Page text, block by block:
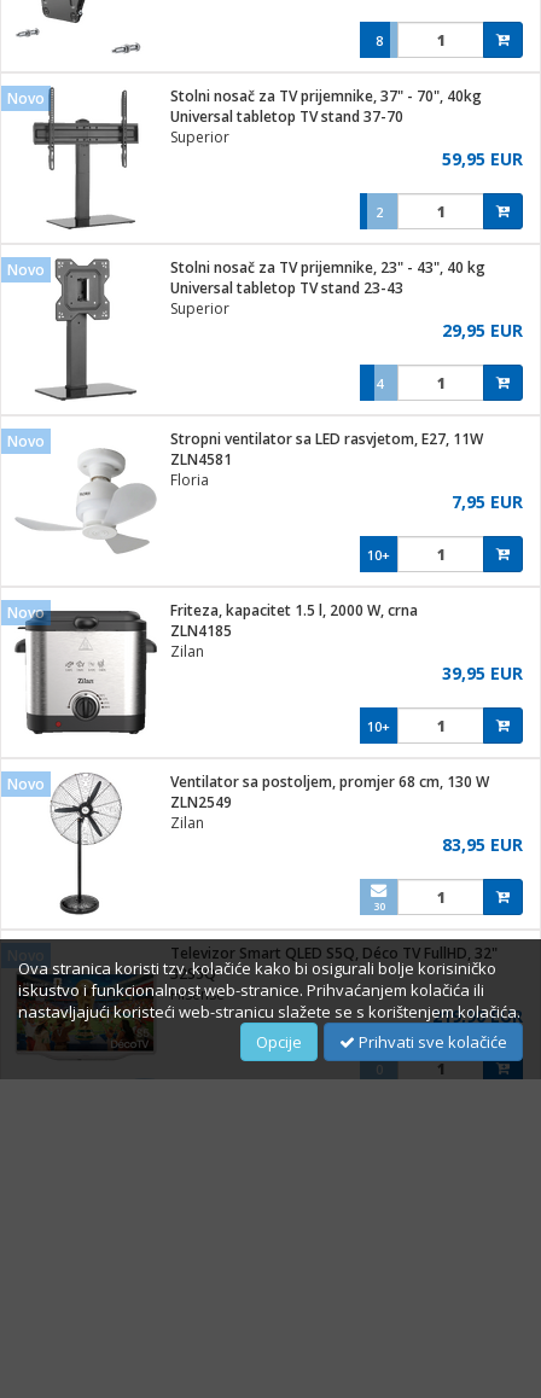
8
Novo
Stolni nosač za TV prijemnike, 37" - 70", 40kg
Universal tabletop TV stand 37-70
Superior
59,95 EUR
2
Novo
Stolni nosač za TV prijemnike, 23" - 43", 40 kg
Universal tabletop TV stand 23-43
Superior
29,95 EUR
4
Novo
Stropni ventilator sa LED rasvjetom, E27, 11W
ZLN4581
Floria
7,95 EUR
10+
Novo
Friteza, kapacitet 1.5 l, 2000 W, crna
ZLN4185
Zilan
39,95 EUR
10+
Novo
Ventilator sa postoljem, promjer 68 cm, 130 W
ZLN2549
Zilan
83,95 EUR
30
Televizor Smart QLED S5Q, Déco TV FullHD, 32"
32S5Q
Hisense
219,90 EUR
0
Ova stranica koristi tzv. kolačiće kako bi osigurali bolje korisiničko
iskustvo i funkcionalnost web-stranice. Prihvaćanjem kolačića ili
nastavljajući koristeći web-stranicu slažete se s korištenjem kolačića.
Prihvati sve kolačiće
Opcije